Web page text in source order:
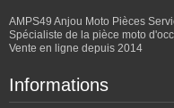
AMPS49 Anjou Moto Pièces
Spécialiste de la pièce moto
Vente en ligne depuis 2014
Informations